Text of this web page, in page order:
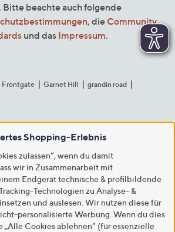
Bitte beachte auch folgende
, die Community
und das Impressum.
Frontgate Garnet Hill
grandin road
Shopping-Erlebnis
zulassen“, wenn du damit
wir in Zusammenarbeit mit
Endgerät technische & profilbildende
Technologien zu Analyse- &
und auslesen. Wir nutzen diese für
personalisierte Werbung. Wenn du dies
„Alle Cookies ablehnen“ (für essenzielle